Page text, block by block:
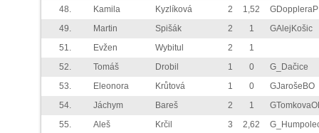
48.
Kamila Kyzlíková 2 1,52
49.
Martin Spišák 2 1
GAlejKošic
51.
Evžen Wybitul 2
1
52.
Tomáš Drobil 1 0
G_Dačice
53.
Eleonora Krůtová 1 0
GJarošeBO
54.
Jáchym Bareš 2 1
55.
Aleš Krčil 3 2,62